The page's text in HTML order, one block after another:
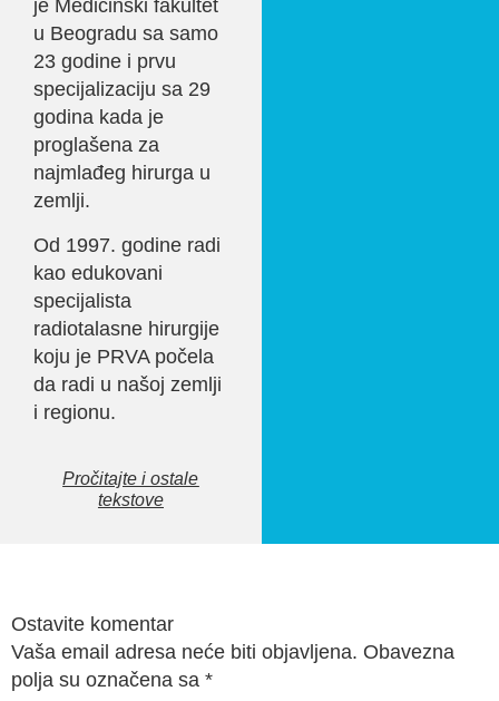
je Medicinski fakultet
u Beogradu sa samo
23 godine i prvu
specijalizaciju sa 29
godina kada je
proglašena za
najmlađeg hirurga u
zemlji.
Od 1997. godine radi
kao edukovani
specijalista
radiotalasne hirurgije
koju je PRVA počela
da radi u našoj zemlji
i regionu.
Pročitajte i ostale
tekstove
Ostavite komentar
Vaša email adresa neće biti objavljena. Obavezna
polja su označena sa *